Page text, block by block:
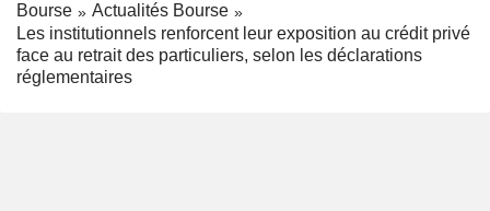
Bourse
Actualités Bourse
Les institutionnels renforcent leur exposition au crédit privé
face au retrait des particuliers, selon les déclarations
réglementaires